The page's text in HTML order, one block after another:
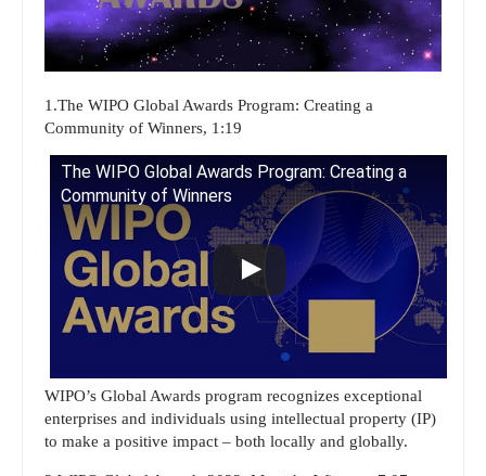
1.The WIPO Global Awards Program: Creating a
Community of Winners, 1:19
The WIPO Global Awards Program: Creating a
Community of Winners
WIPO’s Global Awards program recognizes exceptional
enterprises and individuals using intellectual property (IP)
to make a positive impact – both locally and globally.